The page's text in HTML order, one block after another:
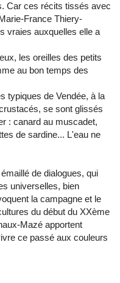
Car ces récits tissés avec
France Thiery-
vraies auxquelles elle a
les oreilles des petits
au bon temps des
typiques de Vendée, à la
se sont glissés
: canard au muscadet,
de sardine... L'eau ne
de dialogues, qui
universelles, bien
la campagne et le
du début du XXème
Mazé apportent
ce passé aux couleurs